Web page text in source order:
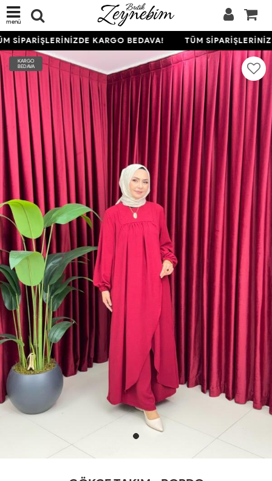
menü
SİPARİŞLERİNİZDE KARGO BEDAVA! TÜM
KARGO
BEDAVA